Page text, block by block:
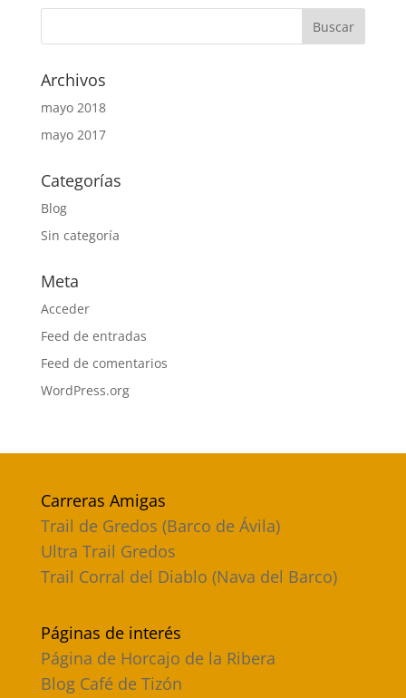
Archivos
mayo 2018
mayo 2017
Categorías
Blog
Sin categoría
Meta
Acceder
Feed de entradas
Feed de comentarios
WordPress.org
Carreras Amigas
Trail de Gredos (Barco de Ávila)
Ultra Trail Gredos
Trail Corral del Diablo (Nava del Barco)
Páginas de interés
Página de Horcajo de la Ribera
Blog Café de Tizón